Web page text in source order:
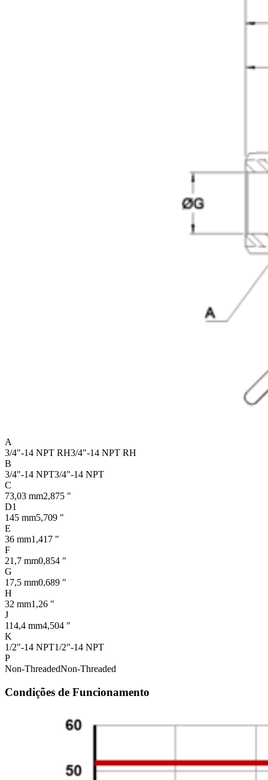
A
3/4"-14 NPT RH3/4"-14 NPT RH
B
3/4"-14 NPT3/4"-14 NPT
C
73,03 mm2,875 "
D1
145 mm5,709 "
E
36 mm1,417 "
F
21,7 mm0,854 "
G
17,5 mm0,689 "
H
32 mm1,26 "
J
114,4 mm4,504 "
K
1/2"-14 NPT1/2"-14 NPT
P
Non-ThreadedNon-Threaded
Condições de Funcionamento